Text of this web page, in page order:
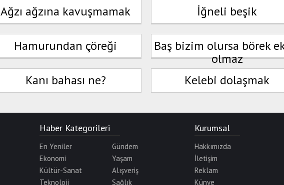
Ağzı ağzına kavuşmamak
İğneli beşik
Hamurundan çöreği
Baş bizim olursa börek
olmaz
Kanı bahası ne? Kelebi dolaşmak
Haber Kategorileri
En Yeniler
Gündem
Ekonomi
Yaşam
Kültür-Sanat
Alışveriş
Teknoloji
Sağlık
Kurumsal
Hakkımızda
İletişim
Reklam
Künye